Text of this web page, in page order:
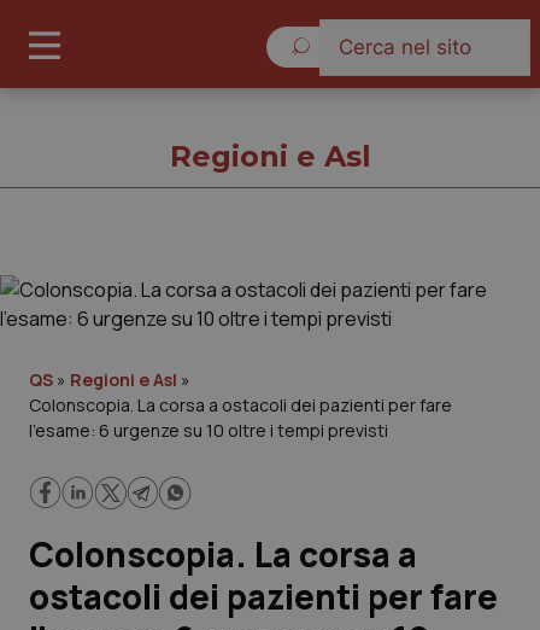
Governo e Parlamento
Regioni e Asl
Lavoro e Professioni
Scienza e Farmaci
Regioni e Asl
QS » Regioni e Asl »
Colonscopia. La corsa a ostacoli dei pazienti per fare
l’esame: 6 urgenze su 10 oltre i tempi previsti
Colonscopia. La corsa a
ostacoli dei pazienti per fare